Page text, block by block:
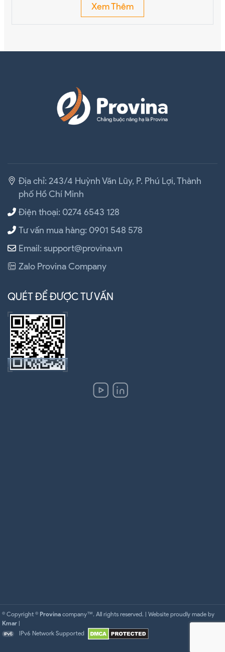
Xem Thêm
Địa chỉ: 243/4 Huỳnh Văn Lũy, P. Phú Lợi, Thành
phố Hồ Chí Minh
Điện thoại: 0274 6543 128
Tư vấn mua hàng: 0901 548 578
Email: support@provina.vn
Zalo Provina Company
QUÉT ĐỂ ĐƯỢC TƯ VẤN
© Copyright © Provina company™. All rights reserved. | Website proudly made by
Kmar |
IPv6 Network Supported